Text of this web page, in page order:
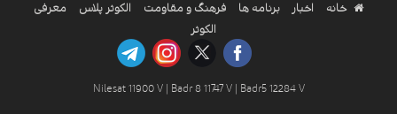
خانه اخبار برنامه ها فرهنگ و مقاومت الکوثر پلاس
معرفی
الکوثر
Nilesat 11900 V | Badr 8 11747 V | Badr5 12284 V